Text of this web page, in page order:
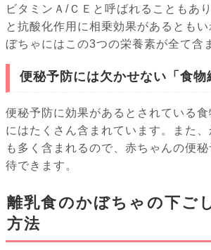
ビタミンＡ/ＣＥと呼ばれることもあ
と抗酸化作用に相乗効果があるとも
ぼちゃにはこの3つの栄養素が全て含
便秘予防には欠かせない「食物
便秘予防に効果があるとされている
にはたくさん含まれています。また
も多く含まれるので、赤ちゃんの便
待できます。
離乳食のかぼちゃの下ご
方法